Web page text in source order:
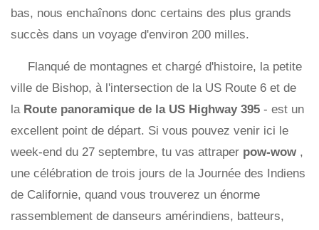
bas, nous enchaînons donc certains des plus grands
succès dans un voyage d'environ 200 milles.
Flanqué de montagnes et chargé d'histoire, la petite
ville de Bishop, à l'intersection de la US Route 6 et de
la Route panoramique de la US Highway 395 - est un
excellent point de départ. Si vous pouvez venir ici le
week-end du 27 septembre, tu vas attraper pow-wow ,
une célébration de trois jours de la Journée des Indiens
de Californie, quand vous trouverez un énorme
rassemblement de danseurs amérindiens, batteurs,